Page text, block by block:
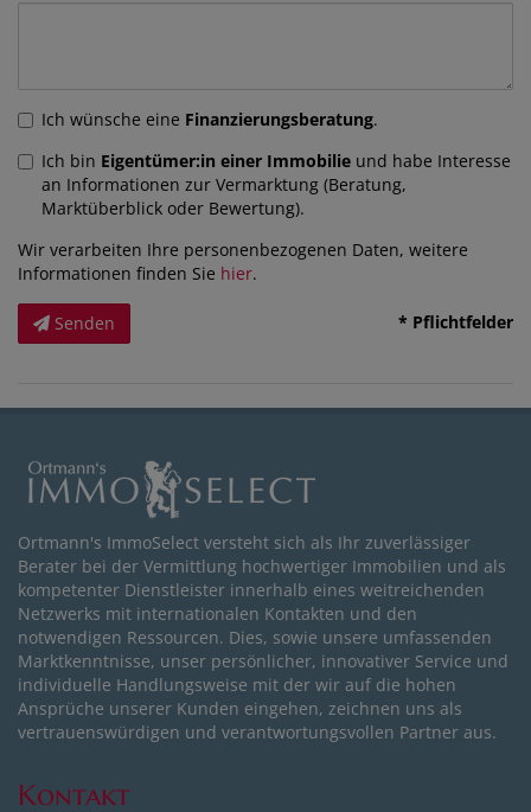
Ich wünsche eine Finanzierungsberatung.
Ich bin Eigentümer:in einer Immobilie und habe Interesse
an Informationen zur Vermarktung (Beratung,
Marktüberblick oder Bewertung).
Wir verarbeiten Ihre personenbezogenen Daten, weitere
Informationen finden Sie hier.
Senden * Pflichtfelder
Ortmann's ImmoSelect versteht sich als Ihr zuverlässiger
Berater bei der Vermittlung hochwertiger Immobilien und als
kompetenter Dienstleister innerhalb eines weitreichenden
Netzwerks mit internationalen Kontakten und den
notwendigen Ressourcen. Dies, sowie unsere umfassenden
Marktkenntnisse, unser persönlicher, innovativer Service und
individuelle Handlungsweise mit der wir auf die hohen
Ansprüche unserer Kunden eingehen, zeichnen uns als
vertrauenswürdigen und verantwortungsvollen Partner aus.
Kontakt